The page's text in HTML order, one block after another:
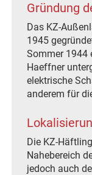
Gründung
Das KZ-
1945
Sommer 1944
Haeffner
elektrische
anderem für
Die KZ-
Nahebereich
jedoch auch